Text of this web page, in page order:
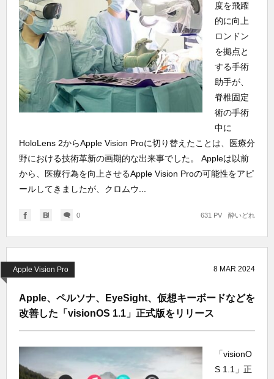
度を飛躍
的に向上
ロンドン
を拠点と
する手術
助手が、
脊椎固定
術の手術
中に
HoloLens 2からApple Vision Proに切り替えたことは、医療分
野における技術革新の画期的な出来事でした。 Appleは以前
から、医療行為を向上させるApple Vision Proの可能性をアピ
ールしてきましたが、クロムウ...
0 酔いどれ
631 PV
Apple Vision Pro 8 MAR 2024
Apple、ペルソナ、EyeSight、仮想キーボードなどを
改善した「visionOS 1.1」正式版をリリース
「visionO
S 1.1」正